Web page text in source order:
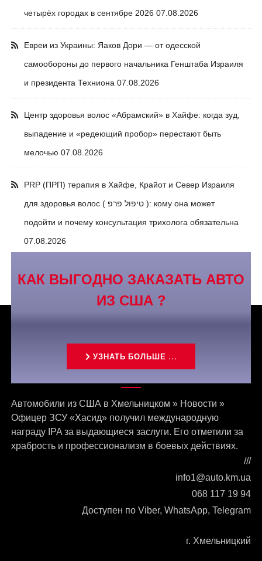
четырёх городах в сентябре 2026 07.08.2026
Евреи из Украины: Яаков Дори — от одесской
самообороны до первого начальника Генштаба Израиля
и президента Техниона 07.08.2026
Центр здоровья волос «Абрaмский» в Хайфе: когда зуд,
выпадение и «редеющий пробор» перестают быть
мелочью 07.08.2026
PRP (ПРП) терапия в Хайфе, Крайот и Север Израиля
для здоровья волос ( טיפול פרפ ): кому она может
подойти и почему консультация трихолога обязательна
07.08.2026
КАК ВЫГОДНО ЗАКАЗАТЬ АВТО
ИЗ США ?
УЗНАТЬ БОЛЬШЕ ...
Связаться с нами
Автомобили из США в Хмельницком » Новости »
Офицер ЗСУ «Хасид» получил международную
награду IPA за выдающиеся заслуги. Его отметили за
храбрость и профессионализм в боевых действиях.
///
info1@auto.km.ua
068 117 19 94
Доступен по Viber, WhatsApp, Telegram
г. Хмельницкий